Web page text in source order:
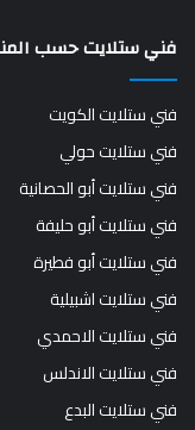
فني ستلايت حسب
فني ستلايت الكويت
فني ستلايت حولي
فني ستلايت أبو الحصانية
فني ستلايت أبو حليفة
فني ستلايت أبو فطيرة
فني ستلايت اشبيلية
فني ستلايت الاحمدي
فني ستلايت الاندلس
فني ستلايت البدع